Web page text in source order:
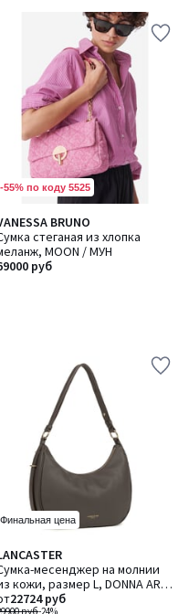
-55% по коду 5525
BRUNO
стеганая из хлопка
MOON / МУН
руб
Финальная цена
месенджер на молнии
кожи, размер L, DONNA ARIA
ДОННА АРИА
руб-24%
22724 руб